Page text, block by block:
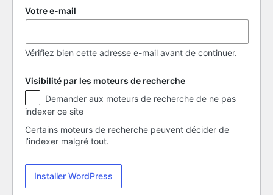
Votre e-mail
Vérifiez bien cette adresse e-mail avant de continuer.
Visibilité par les moteurs de recherche
Visibilité
par
les
moteurs
de
indexer ce site
Certains moteurs de recherche peuvent décider de
l’indexer malgré tout.